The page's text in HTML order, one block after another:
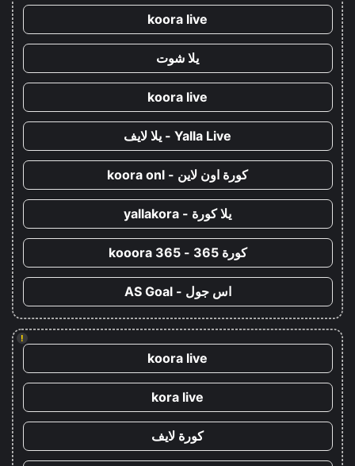
koora live
يلا شوت
koora live
Yalla Live - يلا لايف
كورة اون لاين - koora onl
يلا كورة - yallakora
كورة 365 - kooora 365
اس جول - AS Goal
!
koora live
kora live
كورة لايف